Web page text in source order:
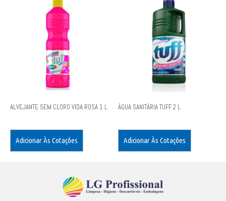
ALVEJANTE SEM CLORO VIDA ROSA 1 L
Adicionar Às Cotações
ÁGUA SANITÁRIA TUFF 2 L
Adicionar Às Cotações